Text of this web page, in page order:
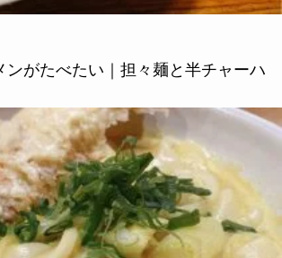
ンがたべたい｜担々麺と半チャーハ